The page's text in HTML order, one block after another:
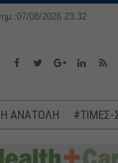
08/2026 23:32
ΑΝΑΤΟΛΗ